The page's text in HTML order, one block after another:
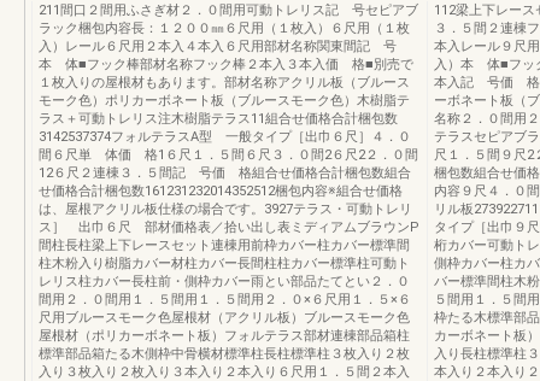
211間口２間用ふさぎ材２．０間用可動トレリス記 号セピアブ
ラック梱包内容長：１２００㎜６尺用（１枚入）６尺用（１枚
入）レール６尺用２本入４本入６尺用部材名称関東間記 号
本 体■フック棒部材名称フック棒２本入３本入価 格■別売で
１枚入りの屋根材もあります。部材名称アクリル板（ブルース
モーク色）ポリカーボネート板（ブルースモーク色）木樹脂テ
ラス＋可動トレリス注木樹脂テラス11組合せ価格合計梱包数
3142537374フォルテラスA型 一般タイプ［出巾６尺］４．０
間６尺単 体価 格1６尺１．５間６尺３．０間2６尺2２．０間
12６尺２連棟３．５間記 号価 格組合せ価格合計梱包数組合
せ価格合計梱包数161231232014352512梱包内容※組合せ価格
は、屋根アクリル板仕様の場合です。3927テラス・可動トレリ
ス］ 出巾６尺 部材価格表／拾い出し表ミディアムブラウンP
間柱長柱梁上下レースセット連棟用前枠カバー柱カバー標準間
柱木粉入り樹脂カバー材柱カバー長間柱柱カバー標準柱可動ト
レリス柱カバー長柱前・側枠カバー雨とい部品たてとい２．０
間用２．０間用１．５間用１．５間用２．０×６尺用１．５×６
尺用ブルースモーク色屋根材（アクリル板）ブルースモーク色
屋根材（ポリカーボネート板）フォルテラス部材連棟部品箱柱
標準部品箱たる木側枠中骨横材標準柱長柱標準柱３枚入り２枚
入り３枚入り２枚入り３本入り２本入り６尺用１．５間２本入
112梁上下レー
３．５間２連棟
本入レール９尺
入）本 体■フッ
本入記 号価 格■
ーボネート板（
名称２．０間用
テラスセピアブ
尺１．５間９尺
梱包数組合せ価
内容９尺４．０
リル板
タイプ［出巾９
桁カバー可動ト
側枠カバー柱カ
バー標準間柱木
５間用１．５間
枠たる木標準部
カーボネート板
入り長柱標準柱
本入り２本入り